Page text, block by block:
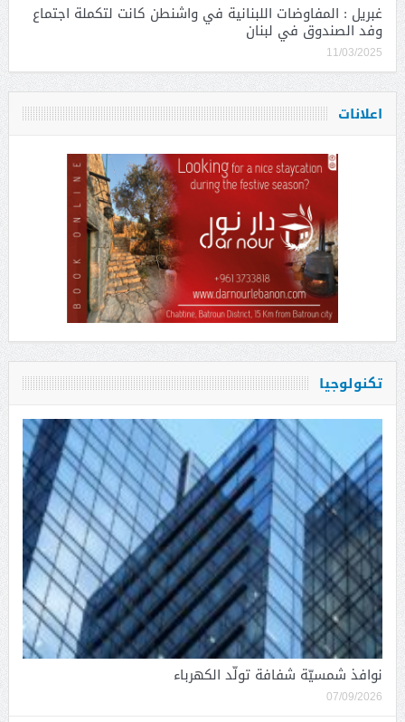
غبريل : المفاوضات اللبنانية في واشنطن كانت لتكملة اجتماع
وفد الصندوق في لبنان
11/03/2025
اعلانات
تكنولوجيا
نوافذ شمسيّة شفافة تولّد الكهرباء
07/09/2026